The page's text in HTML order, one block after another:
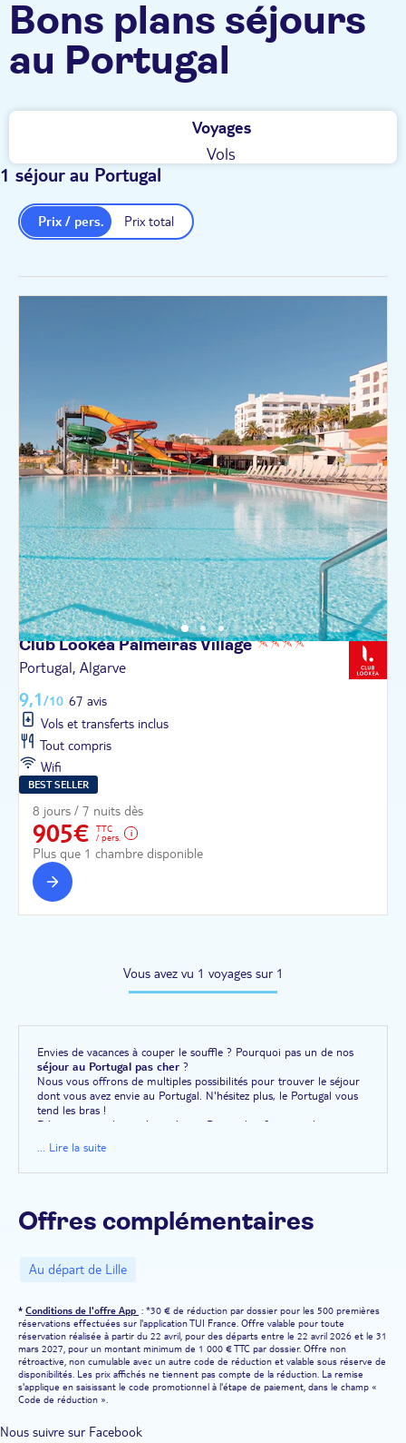
Bons plans séjours
au Portugal
Voyages
Vols
1 séjour au Portugal
Prix total
Prix / pers.
Club Lookéa PalmeirasVillage
Portugal, Algarve
9,1/10 67 avis
Vols et transferts inclus
Tout compris
Wifi
BEST SELLER
8 jours / 7 nuits dès
905€
TTC
/ pers.
Plus que 1 chambre disponible
Vous avez vu 1 voyages sur 1
Envies de vacances à couper le souffle ? Pourquoi pas un de nos
séjour au Portugal pas cher ?
Nous vous offrons de multiples possibilités pour trouver le séjour
dont vous avez envie au Portugal. N'hésitez plus, le Portugal vous
tend les bras !
Découvrez nos bons plans séjours Portugal et faites vos bagages
... Lire la suite
Offres complémentaires
Au départ de Lille
* Conditions de l'offre App : *30 € de réduction par dossier pour les 500 premières
réservations effectuées sur l'application TUI France. Offre valable pour toute
réservation réalisée à partir du 22 avril, pour des départs entre le 22 avril 2026 et le 31
mars 2027, pour un montant minimum de 1 000 € TTC par dossier. Offre non
rétroactive, non cumulable avec un autre code de réduction et valable sous réserve de
disponibilités. Les prix affichés ne tiennent pas compte de la réduction. La remise
s'applique en saisissant le code promotionnel à l'étape de paiement, dans le champ «
Code de réduction ».
Nous suivre sur Facebook